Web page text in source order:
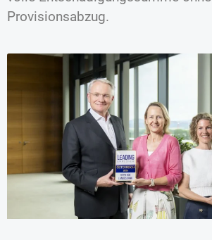
Provisionsabzug.